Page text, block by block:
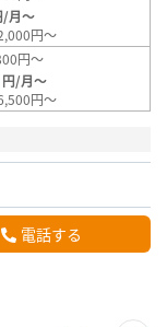
/月～
円～
円～
円/月～
円～
電話する